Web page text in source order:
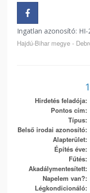
Ingatlan azonosító: HI-
Hajdú-Bihar megye -
Hirdetés feladója:
Pontos cím:
Típus:
Belső irodai azonosító:
Alapterület:
Építés éve:
Fűtés:
Akadálymentesített:
Napelem van?:
Légkondicionáló: